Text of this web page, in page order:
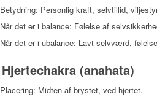
Betydning: Personlig kraft, selvtillid,
Når det er i balance: Følelse af
Når det er i ubalance: Lavt selvværd,
Hjertechakra (anahata)
Placering: Midten af brystet, ved hjertet.